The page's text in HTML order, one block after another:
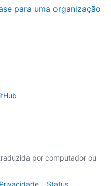
para uma organização
por computador ou
Privacidade Status